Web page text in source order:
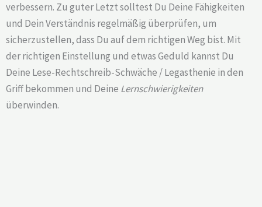
verbessern. Zu guter Letzt solltest Du Deine Fähigkeiten
und Dein Verständnis regelmäßig überprüfen, um
sicherzustellen, dass Du auf dem richtigen Weg bist. Mit
der richtigen Einstellung und etwas Geduld kannst Du
Deine Lese-Rechtschreib-Schwäche / Legasthenie in den
Griff bekommen und Deine Lernschwierigkeiten
überwinden.